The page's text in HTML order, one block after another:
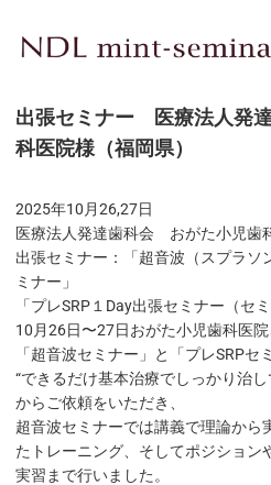
出張セミナー 医療法人発
科医院様（福岡県）
2025年10月26,27日
医療法人発達歯科会 おがた小児歯
出張セミナー：「超音波（スプラソ
ミナー」
「プレSRP１Day出張セミナー（セ
10月26日〜27日おがた小児歯科医
「超音波セミナー」と「プレSRPセ
“できるだけ基本治療でしっかり治
からご依頼をいただき、
超音波セミナーでは講義で理論から
たトレーニング、そしてポジション
実習まで行いました。